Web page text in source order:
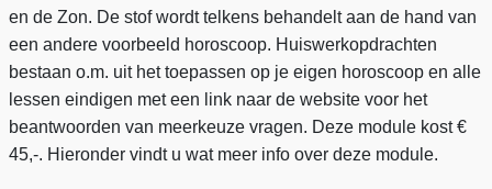
en de Zon. De stof wordt telkens behandelt aan de hand van
een andere voorbeeld horoscoop. Huiswerkopdrachten
bestaan o.m. uit het toepassen op je eigen horoscoop en alle
lessen eindigen met een link naar de website voor het
beantwoorden van meerkeuze vragen. Deze module kost €
45,-. Hieronder vindt u wat meer info over deze module.